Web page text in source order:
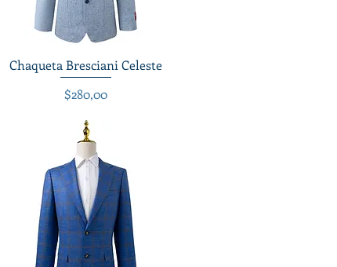
Vista rápida
Chaqueta Bresciani Celeste
Precio
$280,00